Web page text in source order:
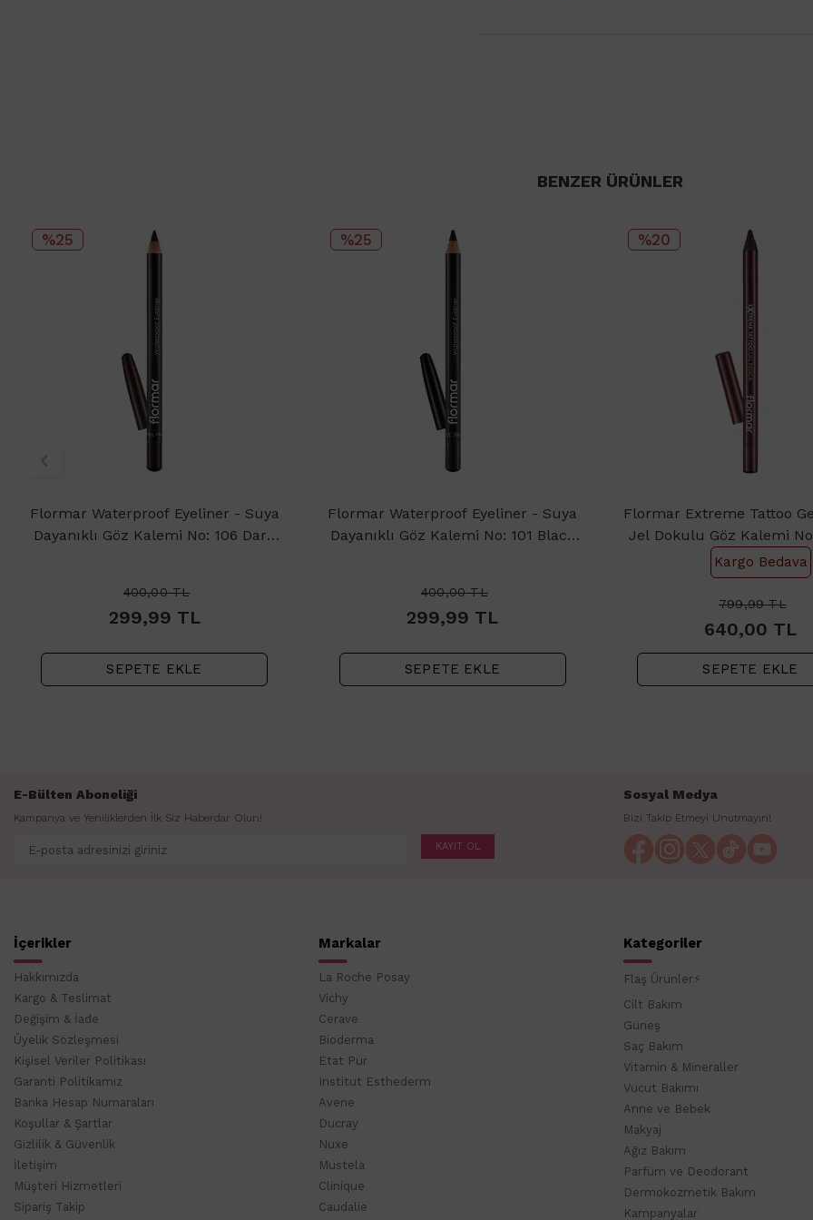
BENZER ÜRÜNLER
%25
Flormar Waterproof Eyeliner - Suya
Dayanıklı Göz Kalemi No: 106 Dark
400,00TL
299,99 TL
SEPETE EKLE
%25
Flormar Waterproof Eyeliner - Suya
Dayanıklı Göz Kalemi No: 101 Black
400,00TL
299,99 TL
SEPETE EKLE
%20
Flormar Extreme Tattoo
Jel Dokulu Göz Kalemi
Berry
Kargo Bedava
799,99TL
640,00 TL
SEPETE EKLE
E-Bülten Aboneliği
Kampanya ve Yeniliklerden İlk Siz Haberdar Olun!
KAYIT OL
Sosyal Medya
Bizi Takip Etmeyi Unutmayın!
İçerikler
Hakkımızda
Kargo & Teslimat
Değişim & İade
Üyelik Sözleşmesi
Kişisel Veriler Politikası
Garanti Politikamız
Banka Hesap Numaraları
Koşullar & Şartlar
Gizlilik & Güvenlik
İletişim
Müşteri Hizmetleri
Sipariş Takip
Markalar
La Roche Posay
Vichy
Cerave
Bioderma
Etat Pur
Institut Esthederm
Avene
Ducray
Nuxe
Mustela
Clinique
Caudalie
Kategoriler
Flaş Ürünler⚡
Cilt Bakım
Güneş
Saç Bakım
Vitamin & Mineraller
Vücut Bakımı
Anne ve Bebek
Makyaj
Ağız Bakım
Parfüm ve Deodorant
Dermokozmetik Bakım
Kampanyalar